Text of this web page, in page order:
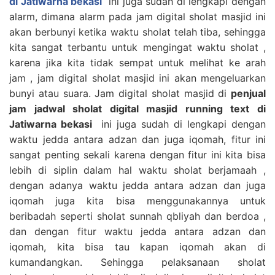
alarm, dimana alarm pada jam digital sholat masjid ini
akan berbunyi ketika waktu sholat telah tiba, sehingga
kita sangat terbantu untuk mengingat waktu sholat ,
karena jika kita tidak sempat untuk melihat ke arah
jam , jam digital sholat masjid ini akan mengeluarkan
bunyi atau suara. Jam digital sholat masjid di penjual
jam jadwal sholat digital masjid running text di
Jatiwarna bekasi
ini juga sudah di lengkapi dengan
waktu jedda antara adzan dan juga iqomah, fitur ini
sangat penting sekali karena dengan fitur ini kita bisa
lebih di siplin dalam hal waktu sholat berjamaah ,
dengan adanya waktu jedda antara adzan dan juga
iqomah juga kita bisa menggunakannya untuk
beribadah seperti sholat sunnah qbliyah dan berdoa ,
dan dengan fitur waktu jedda antara adzan dan
iqomah, kita bisa tau kapan iqomah akan di
kumandangkan. Sehingga pelaksanaan sholat